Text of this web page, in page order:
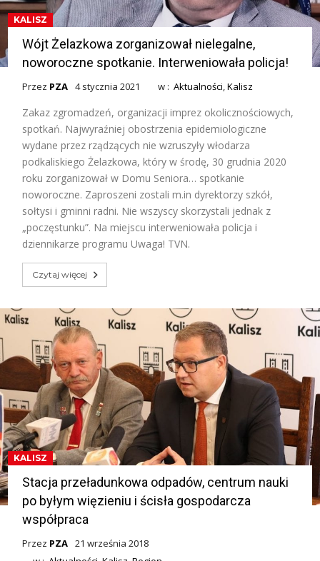
KALISZ
Wójt Żelazkowa zorganizował nielegalne,
noworoczne spotkanie. Interweniowała policja!
Przez PZA 4 stycznia 2021 w :Aktualności,Kalisz
Zakaz zgromadzeń, organizacji imprez okolicznościowych,
spotkań. Najwyraźniej obostrzenia epidemiologiczne
wydane przez rządzących nie wzruszyły włodarza
podkaliskiego Żelazkowa, który w środę, 30 grudnia 2020
roku zorganizował w Domu Seniora… spotkanie
noworoczne. Zaproszeni zostali m.in dyrektorzy szkół,
sołtysi i gminni radni. Nie wszyscy skorzystali jednak z
„poczęstunku”. Na miejscu interweniowała policja i
dziennikarze programu Uwaga! TVN.
Czytaj więcej
KALISZ
Stacja przeładunkowa odpadów, centrum nauki
po byłym więzieniu i ścisła gospodarcza
współpraca
Przez PZA 21 września 2018